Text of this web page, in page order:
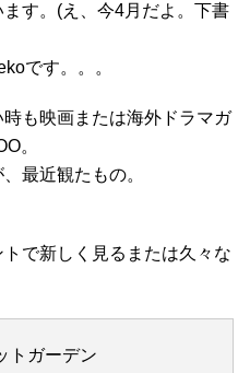
す。(え、今4月だよ。下書
です。。。
も映画または海外ドラマガ
。
最近観たもの。
トで新しく見るまたは久々な
トガーデン